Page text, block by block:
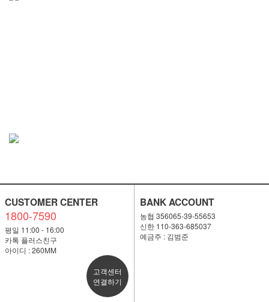
CUSTOMER CENTER
1800-7590
평일 11:00 - 16:00
카톡 플러스친구
아이디 : 260MM
고객센터
연결하기
BANK ACCOUNT
농협 356065-39-55653
신한 110-363-685037
예금주 : 김범준